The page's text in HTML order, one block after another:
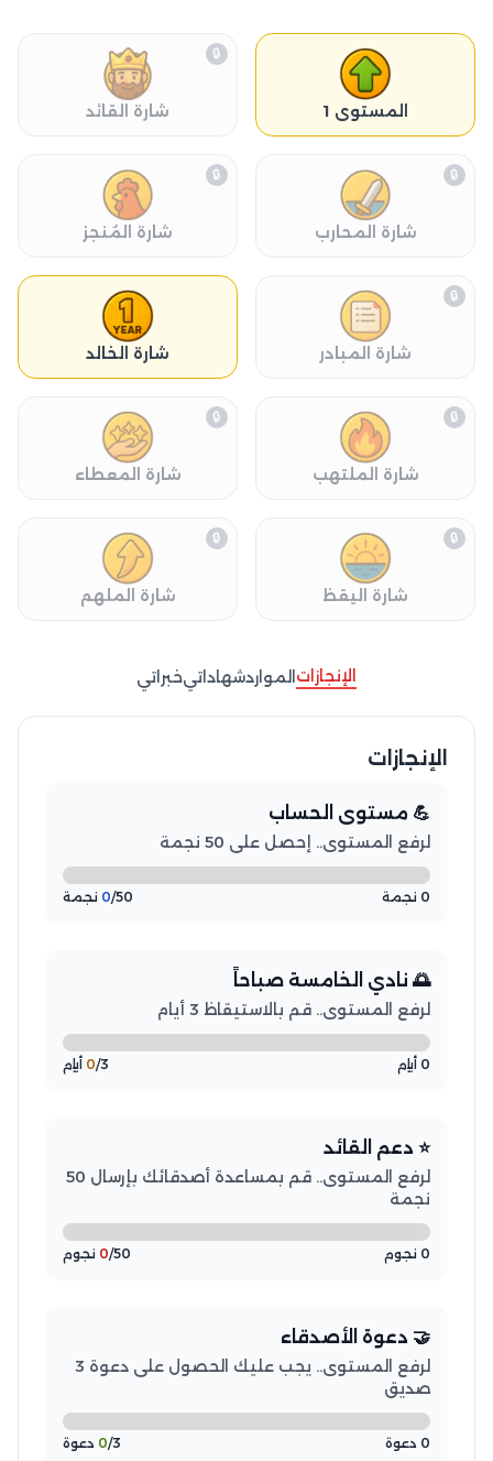
المستوى 1 شارة القائد
🔒
شارة المحارب
🔒
شارة المُنجز
🔒
شارة المبادر
🔒
شارة الخالد
شارة الملتهب
🔒
شارة المعطاء
🔒
شارة اليقظ
🔒
شارة الملهم
🔒
الإنجازات المواردشهاداتيخبراتي
الإنجازات
💪 مستوى الحساب
لرفع المستوى.. إحصل على 50 نجمة
0 نجمة 0/50 نجمة
🌅 نادي الخامسة صباحاً
لرفع المستوى.. قم بالاستيقاظ 3 أيام
0 أيام 0/3 أيام
⭐ دعم القائد
لرفع المستوى.. قم بمساعدة أصدقائك بإرسال 50
نجمة
0 نجوم 0/50 نجوم
🤝 دعوة الأصدقاء
لرفع المستوى.. يجب عليك الحصول على دعوة 3
صديق
0 دعوة 0/3 دعوة